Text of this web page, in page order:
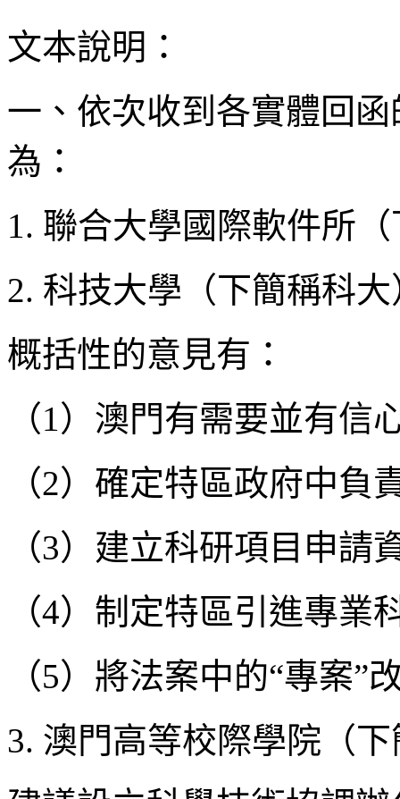
文本說明：
一、依次收到各實體回
為：
1. 聯合大學國際軟件所
2. 科技大學（下簡稱科大
概括性的意見有：
（1）澳門有需要並有信
（2）確定特區政府中
（3）建立科研項目申請
（4）制定特區引進專業
（5）將法案中的“專案”
3. 澳門高等校際學院（